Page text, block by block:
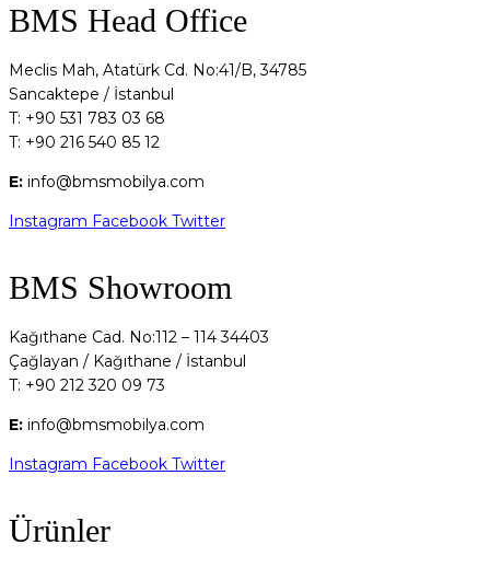
BMS Head Office
Meclis Mah, Atatürk Cd. No:41/B, 34785
Sancaktepe / İstanbul
T: +90 531 783 03 68
T: +90 216 540 85 12
E: info@bmsmobilya.com
Instagram Facebook Twitter
BMS Showroom
Kağıthane Cad. No:112 – 114 34403
Çağlayan / Kağıthane / İstanbul
T: +90 212 320 09 73
E: info@bmsmobilya.com
Instagram Facebook Twitter
Ürünler